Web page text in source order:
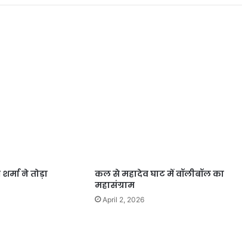
ने तोड़ा
कल से महादेव घाट में वॉलीबॉल का
महासंग्राम
April 2, 2026